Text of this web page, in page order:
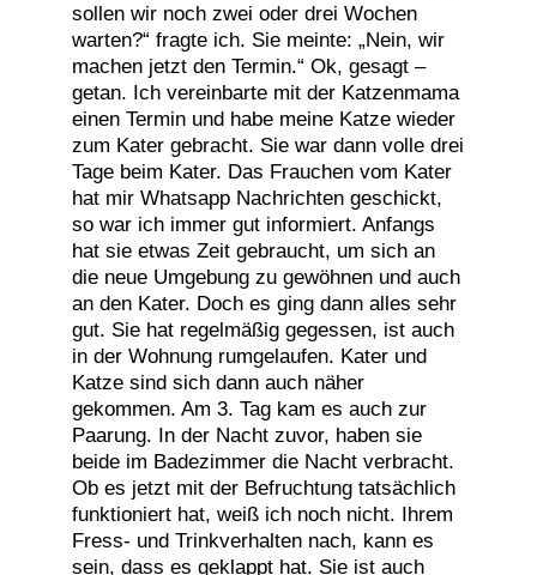
sollen wir noch zwei oder drei Wochen
warten?“ fragte ich. Sie meinte: „Nein, wir
machen jetzt den Termin.“ Ok, gesagt –
getan. Ich vereinbarte mit der Katzenmama
einen Termin und habe meine Katze wieder
zum Kater gebracht. Sie war dann volle drei
Tage beim Kater. Das Frauchen vom Kater
hat mir Whatsapp Nachrichten geschickt,
so war ich immer gut informiert. Anfangs
hat sie etwas Zeit gebraucht, um sich an
die neue Umgebung zu gewöhnen und auch
an den Kater. Doch es ging dann alles sehr
gut. Sie hat regelmäßig gegessen, ist auch
in der Wohnung rumgelaufen. Kater und
Katze sind sich dann auch näher
gekommen. Am 3. Tag kam es auch zur
Paarung. In der Nacht zuvor, haben sie
beide im Badezimmer die Nacht verbracht.
Ob es jetzt mit der Befruchtung tatsächlich
funktioniert hat, weiß ich noch nicht. Ihrem
Fress- und Trinkverhalten nach, kann es
sein, dass es geklappt hat. Sie ist auch